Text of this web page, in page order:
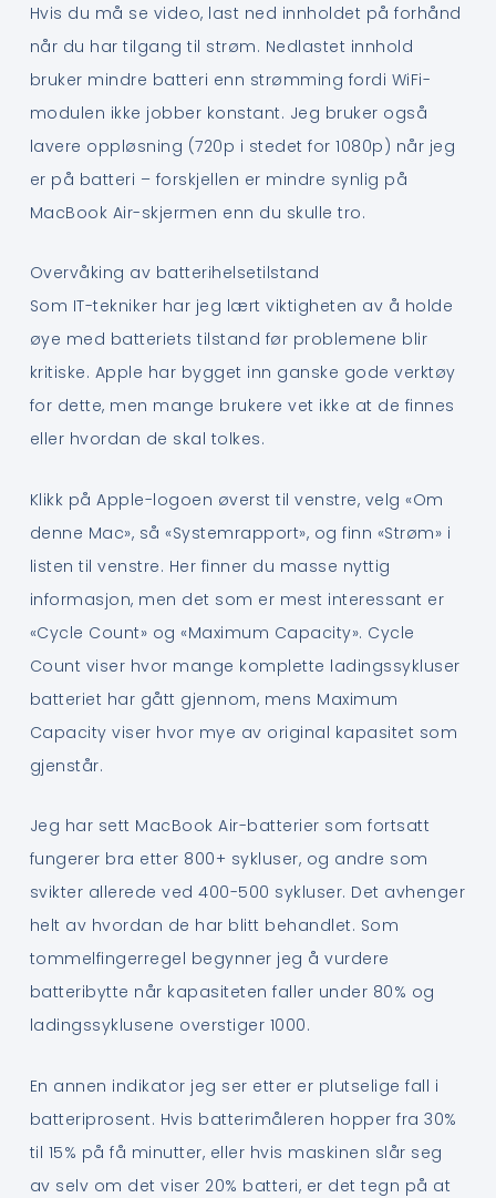
Hvis du må se video, last ned innholdet på forhånd
når du har tilgang til strøm. Nedlastet innhold
bruker mindre batteri enn strømming fordi WiFi-
modulen ikke jobber konstant. Jeg bruker også
lavere oppløsning (720p i stedet for 1080p) når jeg
er på batteri – forskjellen er mindre synlig på
MacBook Air-skjermen enn du skulle tro.
Overvåking av batterihelsetilstand
Som IT-tekniker har jeg lært viktigheten av å holde
øye med batteriets tilstand før problemene blir
kritiske. Apple har bygget inn ganske gode verktøy
for dette, men mange brukere vet ikke at de finnes
eller hvordan de skal tolkes.
Klikk på Apple-logoen øverst til venstre, velg «Om
denne Mac», så «Systemrapport», og finn «Strøm» i
listen til venstre. Her finner du masse nyttig
informasjon, men det som er mest interessant er
«Cycle Count» og «Maximum Capacity». Cycle
Count viser hvor mange komplette ladingssykluser
batteriet har gått gjennom, mens Maximum
Capacity viser hvor mye av original kapasitet som
gjenstår.
Jeg har sett MacBook Air-batterier som fortsatt
fungerer bra etter 800+ sykluser, og andre som
svikter allerede ved 400-500 sykluser. Det avhenger
helt av hvordan de har blitt behandlet. Som
tommelfingerregel begynner jeg å vurdere
batteribytte når kapasiteten faller under 80% og
ladingssyklusene overstiger 1000.
En annen indikator jeg ser etter er plutselige fall i
batteriprosent. Hvis batterimåleren hopper fra 30%
til 15% på få minutter, eller hvis maskinen slår seg
av selv om det viser 20% batteri, er det tegn på at